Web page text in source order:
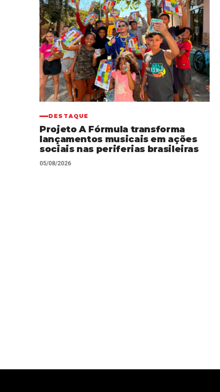
DESTAQUE
Projeto A Fórmula transforma
lançamentos musicais em ações
sociais nas periferias brasileiras
05/08/2026